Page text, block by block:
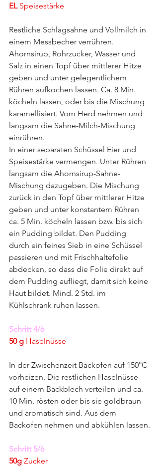
EL Speisestärke
Restliche Schlagsahne und Vollmilch in
einem Messbecher verrühren.
Ahornsirup, Rohrzucker, Wasser und
Salz in einen Topf über mittlerer Hitze
geben und unter gelegentlichem
Rühren aufkochen lassen. Ca. 8 Min.
köcheln lassen, oder bis die Mischung
karamellisiert. Vom Herd nehmen und
langsam die Sahne-Milch-Mischung
einrühren.
In einer separaten Schüssel Eier und
Speisestärke vermengen. Unter Rühren
langsam die Ahornsirup-Sahne-
Mischung dazugeben. Die Mischung
zurück in den Topf über mittlerer Hitze
geben und unter konstantem Rühren
ca. 5 Min. köcheln lassen bzw. bis sich
ein Pudding bildet. Den Pudding
durch ein feines Sieb in eine Schüssel
passieren und mit Frischhaltefolie
abdecken, so dass die Folie direkt auf
dem Pudding aufliegt, damit sich keine
Haut bildet. Mind. 2 Std. im
Kühlschrank ruhen lassen.
Schritt 4/6
50 g Haselnüsse
In der Zwischenzeit Backofen auf 150°C
vorheizen. Die restlichen Haselnüsse
auf einem Backblech verteilen und ca.
10 Min. rösten oder bis sie goldbraun
und aromatisch sind. Aus dem
Backofen nehmen und abkühlen lassen.
Schritt 5/6
50g Zucker